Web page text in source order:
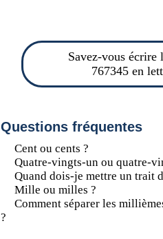
Savez-vous écrire
767345 en
Questions fréquentes
Cent ou cents ?
Quatre-vingts-un ou quatre-
Quand dois-je mettre un trait
Mille ou milles ?
Comment séparer les
?